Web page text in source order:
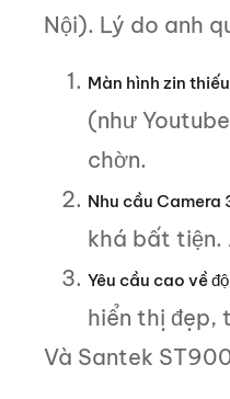
Nội). Lý do anh
Màn hình zin
(như
chờn.
Nhu cầu Camera
khá bất tiện.
Yêu cầu cao về
hiển thị đẹp,
Và Santek